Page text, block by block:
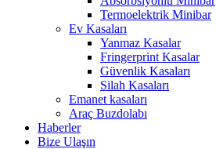
Termoelektrik Minibar
Ev Kasaları
Yanmaz Kasalar
Fringerprint Kasalar
Güvenlik Kasaları
Silah Kasaları
Emanet kasaları
Araç Buzdolabı
Haberler
Bize Ulaşın